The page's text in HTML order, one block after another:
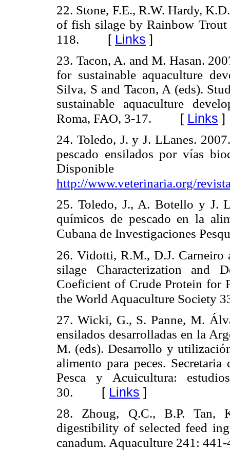
22. Stone, F.E., R.W. Hardy,
of fish silage by Rainbow
118. [ Links ]
23. Tacon, A. and M. Hasan.
for sustainable aquaculture
Silva, S and Tacon, A (eds).
sustainable aquaculture
Roma, FAO, 3-17. [ Links ]
24. Toledo, J. y J. LLanes.
pescado ensilados por vías
http://www.veterinaria.org/
25. Toledo, J., A. Botello y J.
químicos de pescado en la
Cubana de Investigaciones
26. Vidotti, R.M., D.J. Carneiro
silage Characterization and
Coeficient of Crude Protein for
the World Aquaculture Society
27. Wicki, G., S. Panne, M.
ensilados desarrolladas en la
M. (eds). Desarrollo y
alimento para peces.
Pesca y Acuicultura:
30. [ Links ]
28. Zhoug, Q.C., B.P. Tan,
digestibility of selected feed
canadum. Aquaculture 241: